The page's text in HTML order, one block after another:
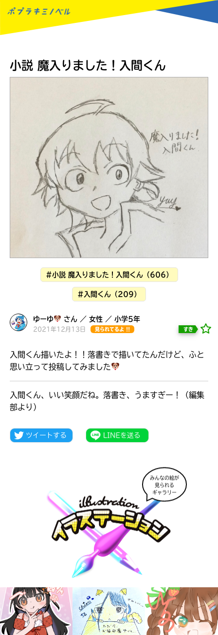
読みたい本が
見つかる
大人気
シリーズに
出会える
小説 魔入りました！入間くん
#小説 魔入りました！入間くん（606）
#入間くん（209）
ゆーゆ さん ／ 女性 ／ 小学5年
2021年12月13日 見られてるよ !! すき
入間くん描いたよ！！落書きで描いてたんだけど、ふと
思い立って投稿してみました
入間くん、いい笑顔だね。落書き、うますぎー！（編集
部より）
みんなの絵が
見られる
ギャラリー